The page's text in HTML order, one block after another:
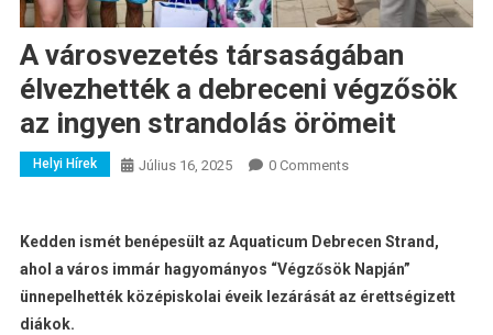
A városvezetés társaságában
élvezhették a debreceni végzősök
az ingyen strandolás örömeit
Helyi Hírek Július 16, 2025 0 Comments
Kedden ismét benépesült az Aquaticum Debrecen Strand,
ahol a város immár hagyományos “Végzősök Napján”
ünnepelhették középiskolai éveik lezárását az érettségizett
diákok.